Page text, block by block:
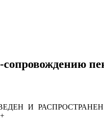
сопровождению
И